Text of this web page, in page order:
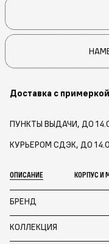
Доставка с
ПУНКТЫ ВЫДАЧИ, ДО
КУРЬЕРОМ СДЭК, ДО
ОПИСАНИЕ КОРПУС И
БРЕНД
КОЛЛЕКЦИЯ